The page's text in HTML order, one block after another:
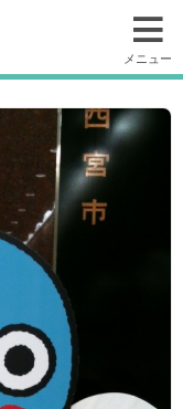
メニュー